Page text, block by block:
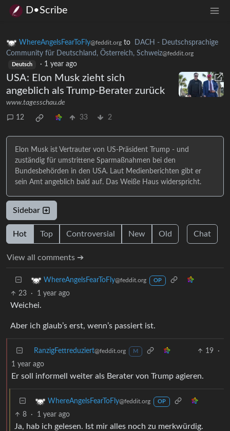
D•Scribe
WhereAngelsFearToFly@feddit.org to
DACH - Deutschsprachige
Community für Deutschland, Österreich, Schweiz@feddit.org
Deutsch · 1 year ago
USA: Elon Musk zieht sich
angeblich als Trump-Berater zurück
www.tagesschau.de
12 33 2
Elon Musk ist Vertrauter von US-Präsident Trump - und
zuständig für umstrittene Sparmaßnahmen bei den
Bundesbehörden in den USA. Laut Medienberichten gibt er
sein Amt angeblich bald auf. Das Weiße Haus widerspricht.
Sidebar
Hot Top Controversial New Old Chat
View all comments ➔
WhereAngelsFearToFly@feddit.org OP
23 · 1 year ago
Weichei.
Aber ich glaub’s erst, wenn’s passiert ist.
RanzigFettreduziert@feddit.org M 19
·
1 year ago
Er soll informell weiter als Berater von Trump agieren.
WhereAngelsFearToFly@feddit.org OP
8 · 1 year ago
Ja, hab ich gelesen. Ist mir alles noch zu merkwürdig.